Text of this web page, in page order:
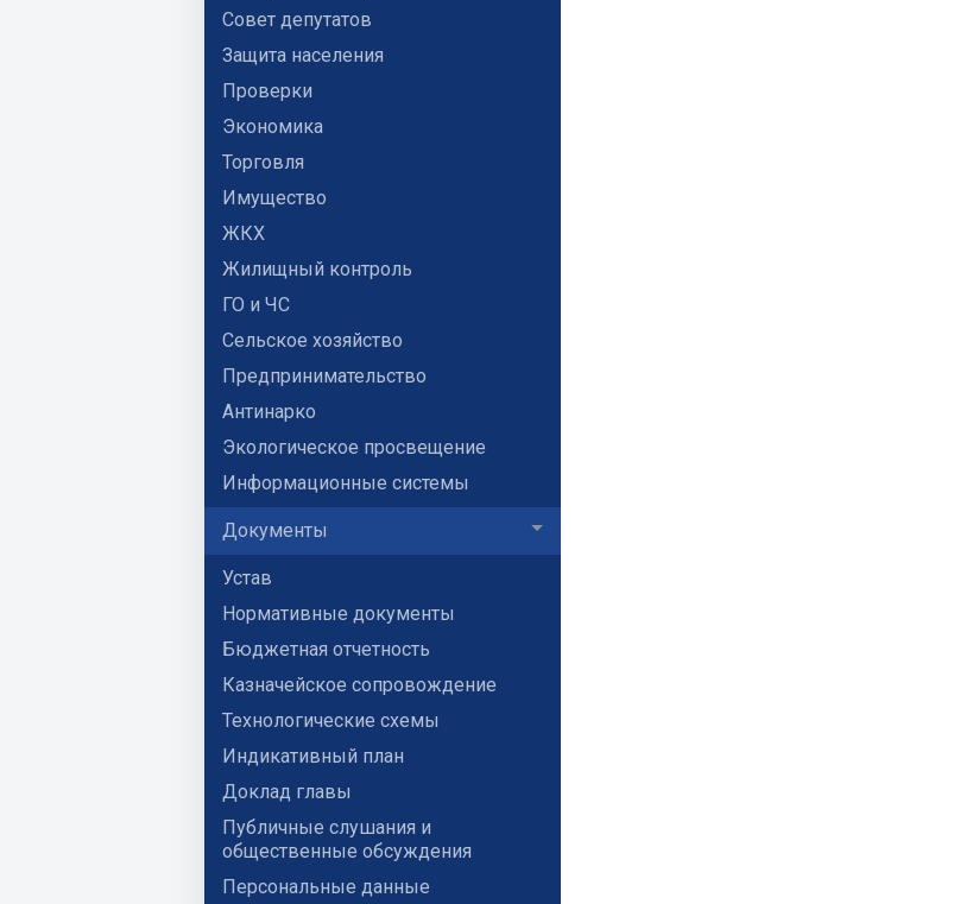
Совет депутатов
Защита населения
Проверки
Экономика
Торговля
Имущество
ЖКХ
Жилищный контроль
ГО и ЧС
Сельское хозяйство
Предпринимательство
Антинарко
Экологическое просвещение
Информационные системы
Документы
Устав
Нормативные документы
Бюджетная отчетность
Казначейское сопровождение
Технологические схемы
Индикативный план
Доклад главы
Публичные слушания и
общественные обсуждения
Персональные данные